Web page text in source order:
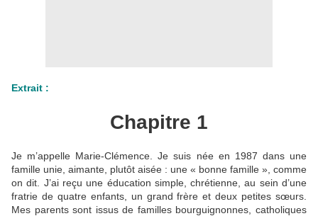
Extrait :
Chapitre 1
Je m’appelle Marie-Clémence. Je suis née en 1987 dans une
famille unie, aimante, plutôt aisée : une « bonne famille », comme
on dit. J’ai reçu une éducation simple, chrétienne, au sein d’une
fratrie de quatre enfants, un grand frère et deux petites sœurs.
Mes parents sont issus de familles bourguignonnes, catholiques